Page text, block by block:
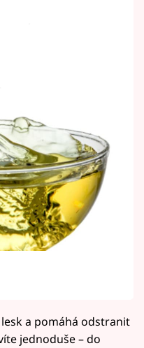
a pomáhá odstranit
jednoduše – do